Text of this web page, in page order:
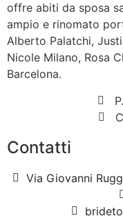
offre abiti da sposa
ampio e rinomato
Alberto Palatchi,
Nicole Milano, Rosa
Barcelona.
Contatti
Via Giovanni